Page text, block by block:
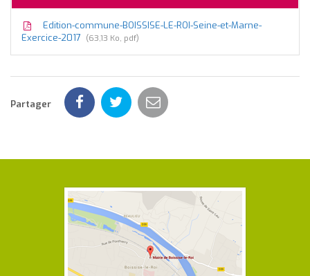
Edition-commune-BOISSISE-LE-ROI-Seine-et-Marne-
Exercice-2017
63,13 Ko, pdf
Partager
Coordonnées